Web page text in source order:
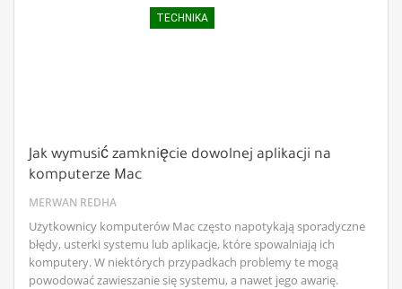
TECHNIKA
Jak wymusić zamknięcie dowolnej aplikacji na
komputerze Mac
MERWAN REDHA
Użytkownicy komputerów Mac często napotykają sporadyczne
błędy, usterki systemu lub aplikacje, które spowalniają ich
komputery. W niektórych przypadkach problemy te mogą
powodować zawieszanie się systemu, a nawet jego awarię.